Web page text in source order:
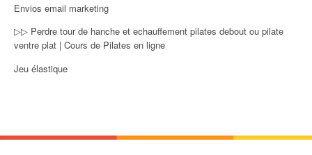
Envios email marketing
▷▷ Perdre tour de hanche et echauffement pilates debout ou pilate
ventre plat | Cours de Pilates en ligne
Jeu élastique